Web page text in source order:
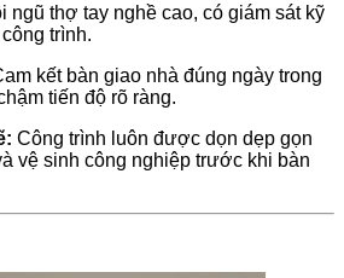
ngũ thợ tay nghề cao, có giám sát kỹ
trình.
kết bàn giao nhà đúng ngày trong
tiến độ rõ ràng.
Công trình luôn được dọn dẹp gọn
vệ sinh công nghiệp trước khi bàn